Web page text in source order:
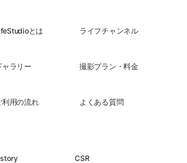
とは ライフチャンネル
ャラリー 撮影プラン・料金
利用の流れ よくある質問
CSR